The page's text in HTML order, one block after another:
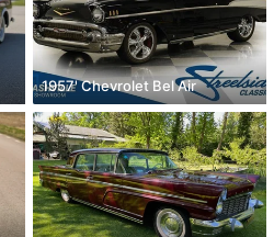
1957' Chevrolet Bel Air